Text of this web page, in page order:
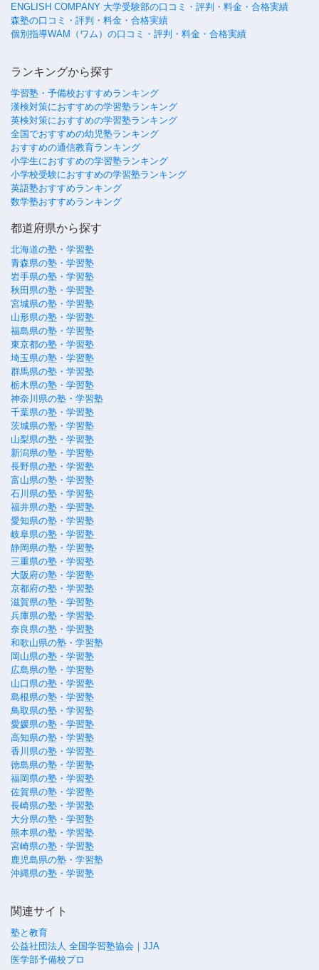
ENGLISH COMPANY 大学受験部の口コミ・評判・料金・合格実績
森塾の口コミ・評判・料金・合格実績
個別指導WAM（ワム）の口コミ・評判・料金・合格実績
ランキングから探す
学習塾・予備校おすすめランキング
漢検対策におすすめの学習塾ランキング
英検対策におすすめの学習塾ランキング
全国でおすすめの幼児塾ランキング
おすすめの通信教育ランキング
小学生におすすめの学習塾ランキング
小学校受験におすすめの学習塾ランキング
英語塾おすすめランキング
数学塾おすすめランキング
都道府県から探す
北海道の塾・学習塾
青森県の塾・学習塾
岩手県の塾・学習塾
秋田県の塾・学習塾
宮城県の塾・学習塾
山形県の塾・学習塾
福島県の塾・学習塾
東京都の塾・学習塾
埼玉県の塾・学習塾
群馬県の塾・学習塾
栃木県の塾・学習塾
神奈川県の塾・学習塾
千葉県の塾・学習塾
茨城県の塾・学習塾
山梨県の塾・学習塾
新潟県の塾・学習塾
長野県の塾・学習塾
富山県の塾・学習塾
石川県の塾・学習塾
福井県の塾・学習塾
愛知県の塾・学習塾
岐阜県の塾・学習塾
静岡県の塾・学習塾
三重県の塾・学習塾
大阪府の塾・学習塾
京都府の塾・学習塾
滋賀県の塾・学習塾
兵庫県の塾・学習塾
奈良県の塾・学習塾
和歌山県の塾・学習塾
岡山県の塾・学習塾
広島県の塾・学習塾
山口県の塾・学習塾
島根県の塾・学習塾
鳥取県の塾・学習塾
愛媛県の塾・学習塾
高知県の塾・学習塾
香川県の塾・学習塾
徳島県の塾・学習塾
福岡県の塾・学習塾
佐賀県の塾・学習塾
長崎県の塾・学習塾
大分県の塾・学習塾
熊本県の塾・学習塾
宮崎県の塾・学習塾
鹿児島県の塾・学習塾
沖縄県の塾・学習塾
関連サイト
塾と教育
公益社団法人 全国学習塾協会｜JJA
医学部予備校プロ